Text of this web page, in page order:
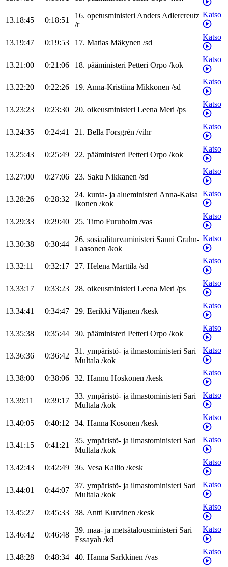
13.18:45 0:18:51
16. opetusministeriAndersAdlercreutz
/r
Katso
13.19:47 0:19:53 17. Matias Mäkynen /sd
Katso
13.21:00 0:21:06 18. pääministeri Petteri Orpo /kok
Katso
13.22:20 0:22:26 19. Anna-Kristiina Mikkonen /sd
Katso
13.23:23 0:23:30 20. oikeusministeri Leena Meri /ps
Katso
13.24:35 0:24:41 21. Bella Forsgrén /vihr
Katso
13.25:43 0:25:49 22. pääministeri Petteri Orpo /kok
Katso
13.27:00 0:27:06 23. Saku Nikkanen /sd
Katso
13.28:26 0:28:32
24. kunta- ja alueministeriAnna-Kaisa
Ikonen /kok
Katso
13.29:33 0:29:40 25. Timo Furuholm /vas
Katso
13.30:38 0:30:44
26. sosiaaliturvaministeri Sanni Grahn-
Laasonen /kok
Katso
13.32:11 0:32:17 27. Helena Marttila /sd
Katso
13.33:17 0:33:23 28. oikeusministeri Leena Meri /ps
Katso
13.34:41 0:34:47 29. Eerikki Viljanen /kesk
Katso
13.35:38 0:35:44 30. pääministeri Petteri Orpo /kok
Katso
13.36:36 0:36:42
31. ympäristö- ja ilmastoministeri Sari
Multala /kok
Katso
13.38:00 0:38:06 32. Hannu Hoskonen /kesk
Katso
13.39:11 0:39:17
33. ympäristö- ja ilmastoministeri Sari
Multala /kok
Katso
13.40:05 0:40:12 34. Hanna Kosonen /kesk
Katso
13.41:15 0:41:21
35. ympäristö- ja ilmastoministeri Sari
Multala /kok
Katso
13.42:43 0:42:49 36. Vesa Kallio /kesk
Katso
13.44:01 0:44:07
37. ympäristö- ja ilmastoministeri Sari
Multala /kok
Katso
13.45:27 0:45:33 38. Antti Kurvinen /kesk
Katso
13.46:42 0:46:48
39. maa- ja metsätalousministeri Sari
Essayah /kd
Katso
13.48:28 0:48:34 40. Hanna Sarkkinen /vas
Katso